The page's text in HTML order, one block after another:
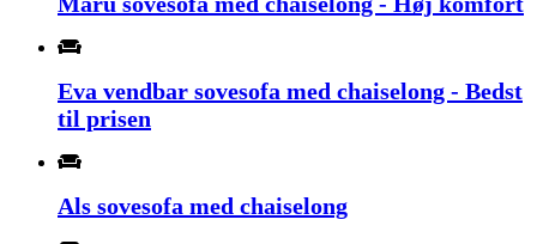
Eva vendbar sovesofa med chaiselong - Bedst
til prisen
Als sovesofa med chaiselong